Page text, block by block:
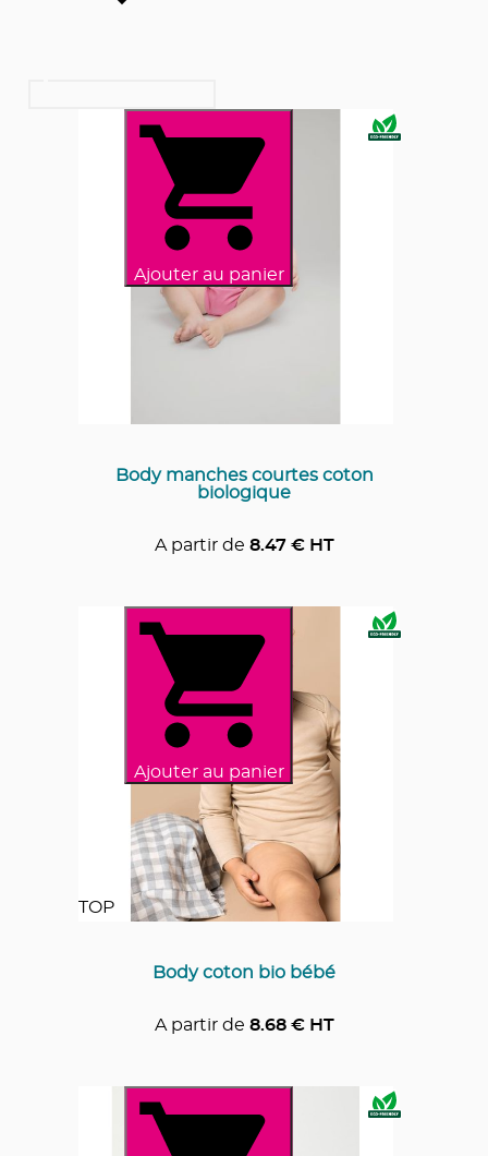
Ajouter au panier
Body manches courtes coton
biologique
A partir de 8.47€ HT
TOP
Ajouter au panier
Body coton bio bébé
A partir de 8.68€ HT